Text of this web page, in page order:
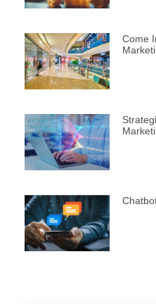
Come